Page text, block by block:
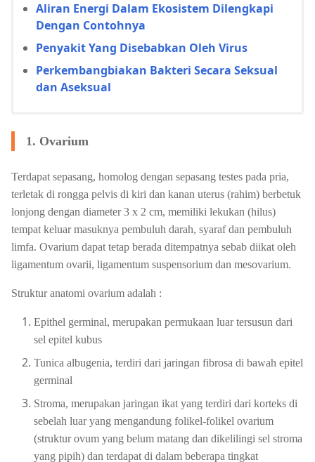
Aliran Energi Dalam Ekosistem Dilengkapi
Dengan Contohnya
Penyakit Yang Disebabkan Oleh Virus
Perkembangbiakan Bakteri Secara Seksual
dan Aseksual
1. Ovarium
Terdapat sepasang, homolog dengan sepasang testes pada pria,
terletak di rongga pelvis di kiri dan kanan uterus (rahim) berbetuk
lonjong dengan diameter 3 x 2 cm, memiliki lekukan (hilus)
tempat keluar masuknya pembuluh darah, syaraf dan pembuluh
limfa. Ovarium dapat tetap berada ditempatnya sebab diikat oleh
ligamentum ovarii, ligamentum suspensorium dan mesovarium.
Struktur anatomi ovarium adalah :
Epithel germinal, merupakan permukaan luar tersusun dari
sel epitel kubus
Tunica albugenia, terdiri dari jaringan fibrosa di bawah epitel
germinal
Stroma, merupakan jaringan ikat yang terdiri dari korteks di
sebelah luar yang mengandung folikel-folikel ovarium
(struktur ovum yang belum matang dan dikelilingi sel stroma
yang pipih) dan terdapat di dalam beberapa tingkat